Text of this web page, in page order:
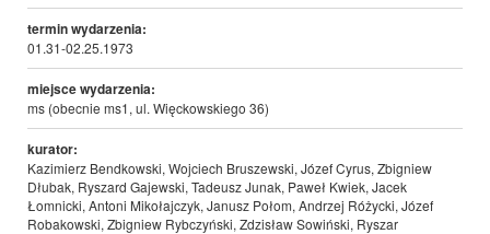
termin wydarzenia:
01.31-02.25.1973
miejsce wydarzenia:
ms (obecnie ms1, ul. Więckowskiego 36)
kurator:
Kazimierz Bendkowski, Wojciech Bruszewski, Józef Cyrus, Zbigniew
Dłubak, Ryszard Gajewski, Tadeusz Junak, Paweł Kwiek, Jacek
Łomnicki, Antoni Mikołajczyk, Janusz Połom, Andrzej Różycki, Józef
Robakowski, Zbigniew Rybczyński, Zdzisław Sowiński, Ryszar